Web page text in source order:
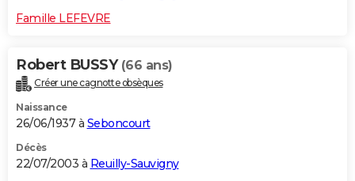
Famille LEFEVRE
Robert BUSSY (66 ans)
Créer une cagnotte obsèques
Naissance
26/06/1937 à Seboncourt
Décès
22/07/2003 à Reuilly-Sauvigny